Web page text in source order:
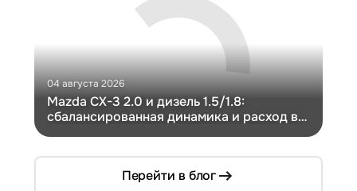
04 августа 2026
Mazda CX-3 2.0 и дизель 1.5/1.8:
сбалансированная динамика и расход в
Перейти в блог